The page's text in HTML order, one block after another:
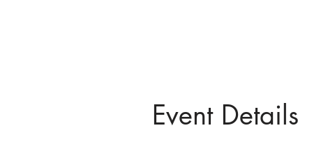
Event Details